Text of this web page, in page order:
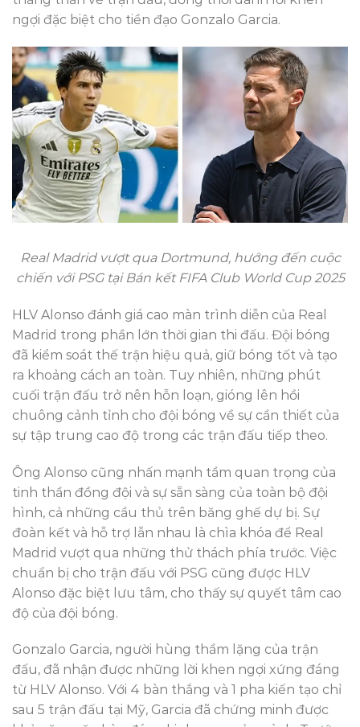
ngợi đặc biệt cho tiền đạo Gonzalo Garcia.
Real Madrid vượt qua Dortmund, hướng đến cuộc
chiến với PSG tại Bán kết FIFA Club World Cup 2025
HLV Alonso đánh giá cao màn trình diễn của Real
Madrid trong phần lớn thời gian thi đấu. Đội bóng
đã kiểm soát thế trận hiệu quả, giữ bóng tốt và tạo
ra khoảng cách an toàn. Tuy nhiên, những phút
cuối trận đấu trở nên hỗn loạn, gióng lên hồi
chuông cảnh tỉnh cho đội bóng về sự cần thiết của
sự tập trung cao độ trong các trận đấu tiếp theo.
Ông Alonso cũng nhấn mạnh tầm quan trọng của
tinh thần đồng đội và sự sẵn sàng của toàn bộ đội
hình, cả những cầu thủ trên băng ghế dự bị. Sự
đoàn kết và hỗ trợ lẫn nhau là chìa khóa để Real
Madrid vượt qua những thử thách phía trước. Việc
chuẩn bị cho trận đấu với PSG cũng được HLV
Alonso đặc biệt lưu tâm, cho thấy sự quyết tâm cao
độ của đội bóng.
Gonzalo Garcia, người hùng thầm lặng của trận
đấu, đã nhận được những lời khen ngợi xứng đáng
từ HLV Alonso. Với 4 bàn thắng và 1 pha kiến tạo chỉ
sau 5 trận đấu tại Mỹ, Garcia đã chứng minh được